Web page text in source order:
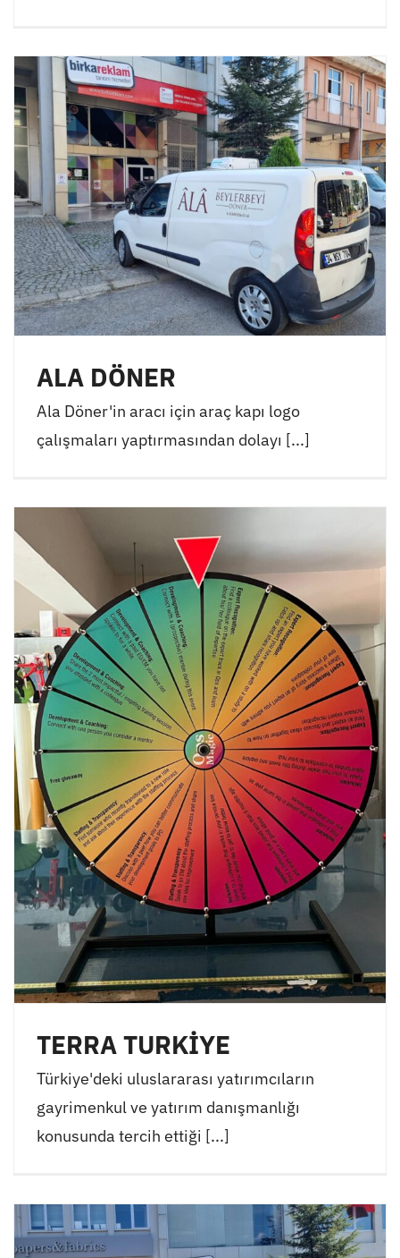
ALA DÖNER
Ala Döner'in aracı için araç kapı logo
çalışmaları yaptırmasından dolayı [...]
TERRA TURKİYE
Türkiye'deki uluslararası yatırımcıların
gayrimenkul ve yatırım danışmanlığı
konusunda tercih ettiği [...]